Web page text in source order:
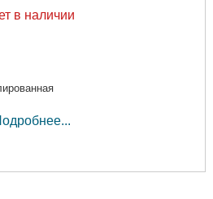
в наличии